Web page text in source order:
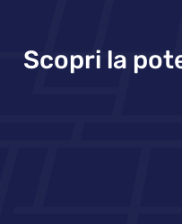
Scopri la